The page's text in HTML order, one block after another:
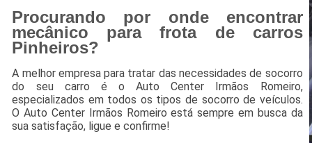
Procurando por onde encontrar
mecânico para frota de carros
Pinheiros?
A melhor empresa para tratar das necessidades de socorro
do seu carro é o Auto Center Irmãos Romeiro,
especializados em todos os tipos de socorro de veículos.
O Auto Center Irmãos Romeiro está sempre em busca da
sua satisfação, ligue e confirme!